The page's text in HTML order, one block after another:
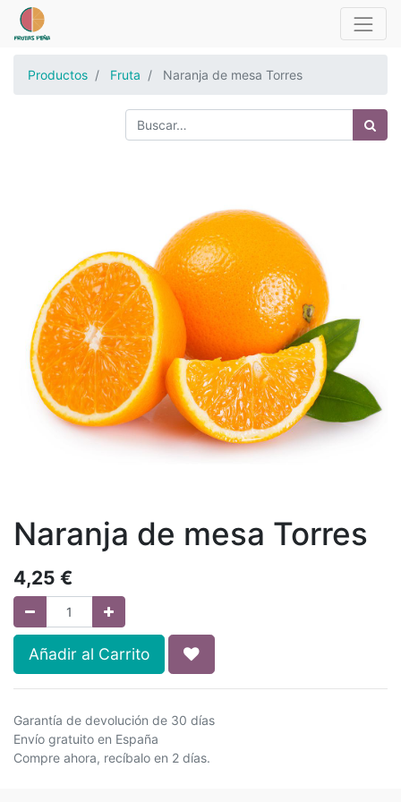
Productos Fruta Naranja de mesa Torres
Naranja de mesa Torres
4,25 €
Añadir al Carrito
Garantía de devolución de 30 días
Envío gratuito en España
Compre ahora, recíbalo en 2 días.